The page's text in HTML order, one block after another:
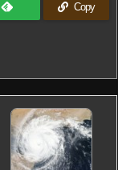
Copy